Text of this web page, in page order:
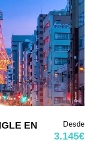
EN
Desde
3.145€